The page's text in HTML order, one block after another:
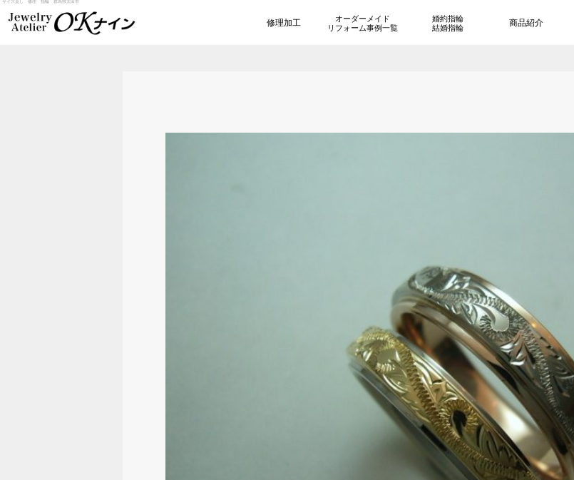
サイズ直し 修理 指輪 群馬県太田市
商品紹介
婚約指輪
結婚指輪
オーダーメイド
リフォーム事例一覧
修理加工